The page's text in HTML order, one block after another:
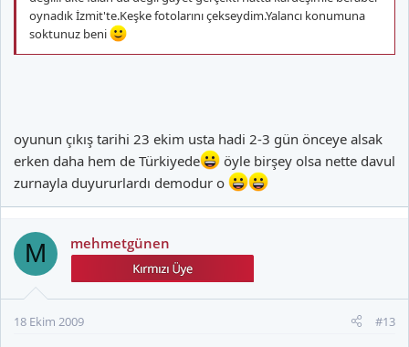
oynadık İzmit'te.Keşke fotolarını çekseydim.Yalancı konumuna
soktunuz beni
oyunun çıkış tarihi 23 ekim usta hadi 2-3 gün önceye alsak
erken daha hem de Türkiyede
öyle birşey olsa nette davul
zurnayla duyururlardı demodur o
M mehmetgünen
18 Ekim 2009 #13